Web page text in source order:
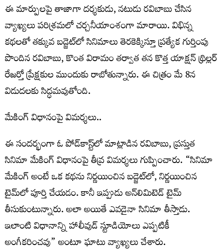
ఈ మార్పులపై తాజాగా దర్శకుడు, నటుడు రవిబాబు చేసిన
వ్యాఖ్యలు పరిశ్రమలో చర్చనీయాంశంగా మారాయి. విభిన్న
కథలతో తక్కువ బడ్జెట్‌లో సినిమాలు తెరకెక్కిస్తూ ప్రత్యేక గుర్తింపు
పొందిన రవిబాబు, కొంత విరామం తర్వాత తన కొత్త యాక్షన్ థ్రిల్లర్
రేజర్తో ప్రేక్షకుల ముందుకు రాబోతున్నారు. ఈ చిత్రం మే 8న
విడుదలకు సిద్ధమవుతోంది.
మేకింగ్ విధానంపై విమ‌ర్శ‌లు..
ఈ సందర్భంగా ఓ పోడ్‌కాస్ట్‌లో మాట్లాడిన రవిబాబు, ప్రస్తుత
సినిమా మేకింగ్ విధానంపై తీవ్ర విమర్శలు గుప్పించారు. “సినిమా
మేకింగ్ అంటే ఒక కథను నిర్ణయించిన బడ్జెట్‌లో, నిర్ణయించిన
టైమ్‌లో పూర్తి చేయడం. కానీ ఇప్పుడు అన్‌లిమిటెడ్ టైమ్
తీసుకుంటున్నారు. అలా అయితే ఎవడైనా సినిమా తీస్తాడు.
ఇలాంటి విధానాన్ని హాలీవుడ్ స్టూడియోలు ఎప్పటికీ
అంగీకరించవు” అంటూ ఘాటు వ్యాఖ్యలు చేశారు.